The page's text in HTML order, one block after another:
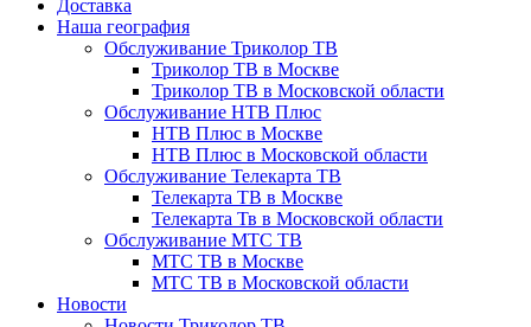
Доставка
Наша география
Обслуживание Триколор ТВ
Триколор ТВ в Москве
Триколор ТВ в Московской области
Обслуживание НТВ Плюс
НТВ Плюс в Москве
НТВ Плюс в Московской области
Обслуживание Телекарта ТВ
Телекарта ТВ в Москве
Телекарта Тв в Московской области
Обслуживание МТС ТВ
МТС ТВ в Москве
МТС ТВ в Московской области
Новости